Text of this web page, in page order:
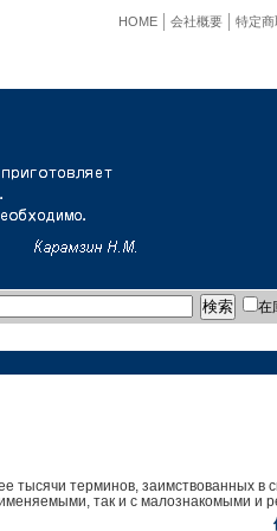
特定
会社概要
HOME
在
тысячи терминов, заимствованных в
так и с малознакомыми и